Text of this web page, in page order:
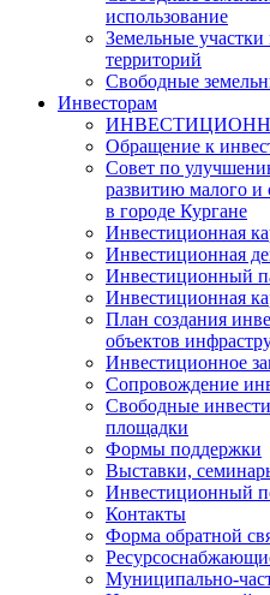
использование
Земельные участки
территорий
Свободные
Инвесторам
Обращение к
Совет по
развитию малого и
в городе Кургане
Инвестиционная
Инвестиционная
Инвестиционный
Инвестиционная
План создания
объектов
Инвестиционное
Сопровождение
Свободные
площадки
Формы поддержки
Выставки,
Инвестиционный
Контакты
Форма обратной
Муниципально-